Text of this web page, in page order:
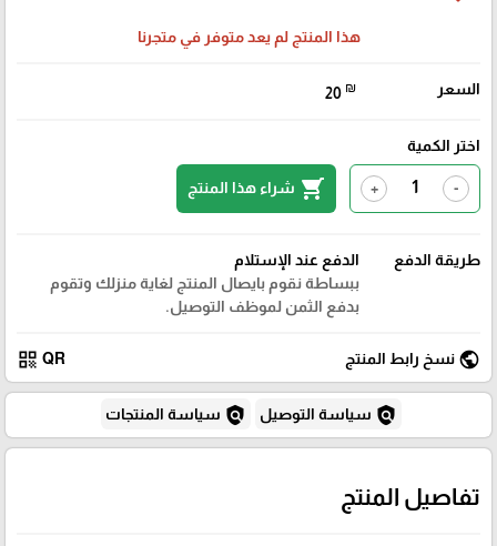
هذا المنتج لم يعد متوفر في متجرنا
السعر 20 ₪
اختر الكمية
-
+
shopping_cart شراء هذا المنتج
طريقة الدفع
الدفع عند الإستلام
ببساطة نقوم بايصال المنتج لغاية منزلك وتقوم
بدفع الثمن لموظف التوصيل.
public نسخ رابط المنتج QR
qr_code
policy سياسة التوصيل policy سياسة المنتجات
تفاصيل المنتج